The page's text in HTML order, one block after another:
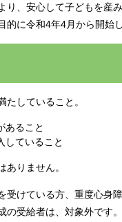
り、安心して子どもを産
的に令和4年4月から開始
していること。
あること
していること
ません。
受けている方、重度心身
の受給者は、対象外です